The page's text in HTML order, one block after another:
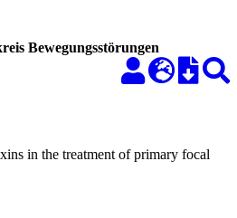
Bewegungsstörungen
in the treatment of primary focal